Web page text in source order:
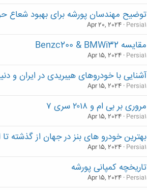
توضیح مهندسان پورشه برای بهبود شعاع
Persia1
Apr 20, 2024
مقایسه Benzc200 & BMWi32
Persia1
Apr 15, 2024
آشنایی با خودروهای هیبریدی در ایران و
Persia1
Apr 15, 2024
مروری بر بی ام و ۲۰۱۸ سری ۷
Persia1
Apr 15, 2024
بهترین خودرو های بنز در جهان از گذشته
Persia1
Apr 15, 2024
تاریخچه کمپانی پورشه
Persia1
Apr 15, 2024